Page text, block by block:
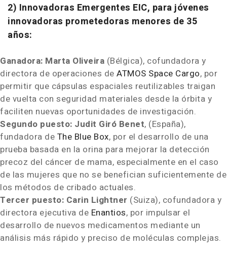
2) Innovadoras Emergentes EIC, para jóvenes
innovadoras prometedoras menores de 35
años:
Ganadora: Marta Oliveira (Bélgica), cofundadora y
directora de operaciones de ATMOS Space Cargo, por
permitir que cápsulas espaciales reutilizables traigan
de vuelta con seguridad materiales desde la órbita y
faciliten nuevas oportunidades de investigación.
Segundo puesto: Judit Giró Benet, (España),
fundadora de The Blue Box, por el desarrollo de una
prueba basada en la orina para mejorar la detección
precoz del cáncer de mama, especialmente en el caso
de las mujeres que no se benefician suficientemente de
los métodos de cribado actuales.
Tercer puesto: Carin Lightner (Suiza), cofundadora y
directora ejecutiva de Enantios, por impulsar el
desarrollo de nuevos medicamentos mediante un
análisis más rápido y preciso de moléculas complejas.